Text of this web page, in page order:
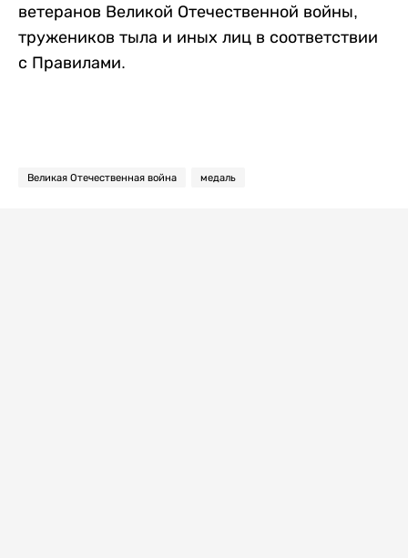
ветеранов Великой Отечественной войны,
тружеников тыла и иных лиц в соответствии
с Правилами.
Великая Отечественная война медаль